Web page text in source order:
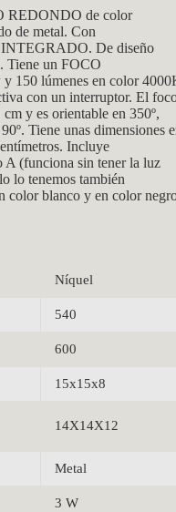
REDONDO de color
de metal. Con
De diseño
Tiene un FOCO
150 lúmenes en color
con un interruptor. El
y es orientable en 350º,
Tiene unas dimensiones
Incluye
(funciona sin tener la luz
lo tenemos también
color blanco y en color
Níquel
540
600
15x15x8
14X14X12
Metal
3 W